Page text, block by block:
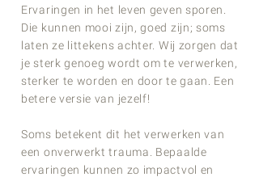
Ervaringen in het leven geven sporen.
Die kunnen mooi zijn, goed zijn; soms
laten ze littekens achter. Wij zorgen dat
je sterk genoeg wordt om te verwerken,
sterker te worden en door te gaan. Een
betere versie van jezelf!
Soms betekent dit het verwerken van
een onverwerkt trauma. Bepaalde
ervaringen kunnen zo impactvol en